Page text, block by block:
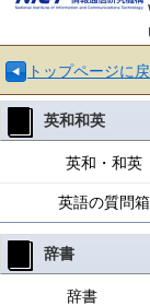
トップページに
英和和英
英和・和英
英語の質問箱
辞書
辞書